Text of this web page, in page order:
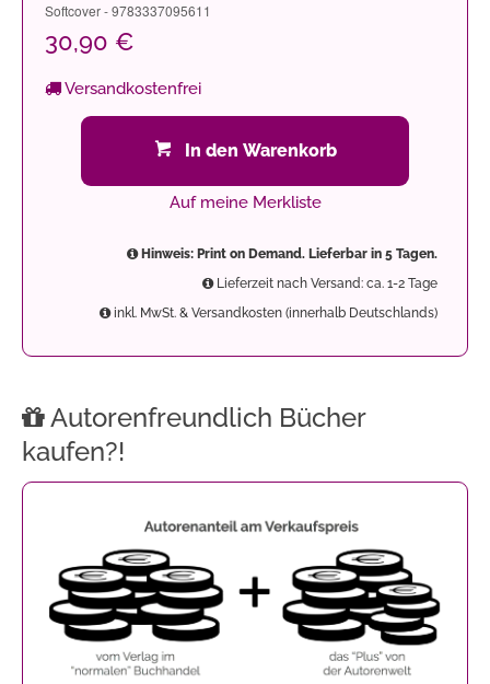
Softcover - 9783337095611
30,90 €
Versandkostenfrei
In den Warenkorb
Auf meine Merkliste
Hinweis: Print on Demand. Lieferbar in 5 Tagen.
Lieferzeit nach Versand: ca. 1-2 Tage
inkl. MwSt. & Versandkosten (innerhalb Deutschlands)
Autorenfreundlich Bücher
kaufen?!